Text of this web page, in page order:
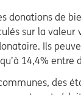
donations de
sur la
Ils
14,4% entre
des